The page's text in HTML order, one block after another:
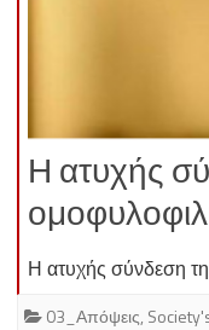
Η ατυχής
Η ατυχής σύνδεση
03_Απόψεις,